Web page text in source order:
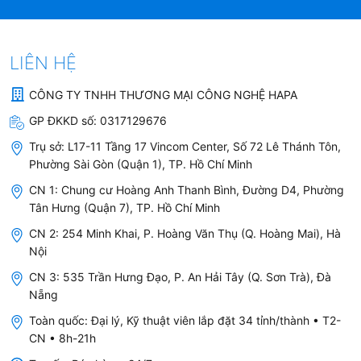
Lồng giặt
Đường kính cửa
300 mm
Góc mở cửa
180°
Anti-Crease
(chống nhăn)
Có (giữ lồng quay nhẹ tối đa 8 giờ
sau khi xong)
Aquastop
Có
Hệ thống cân
bằng tải
Tự động
Chống tạo bọt
Có
Khóa trẻ em
Có
Tự vệ sinh ống
LIÊN HỆ
CÔNG TY TNHH THƯƠNG MẠI CÔNG NGHỆ HAPA
GP ĐKKD số: 0317129676
Trụ sở: L17-11 Tầng 17 Vincom Center, Số 72 Lê Thánh Tôn,
Phường Sài Gòn (Quận 1), TP. Hồ Chí Minh
CN 1: Chung cư Hoàng Anh Thanh Bình, Đường D4, Phường
Tân Hưng (Quận 7), TP. Hồ Chí Minh
CN 2: 254 Minh Khai, P. Hoàng Văn Thụ (Q. Hoàng Mai), Hà
Nội
CN 3: 535 Trần Hưng Đạo, P. An Hải Tây (Q. Sơn Trà), Đà
Nẵng
Toàn quốc: Đại lý, Kỹ thuật viên lắp đặt 34 tỉnh/thành • T2-
CN • 8h-21h